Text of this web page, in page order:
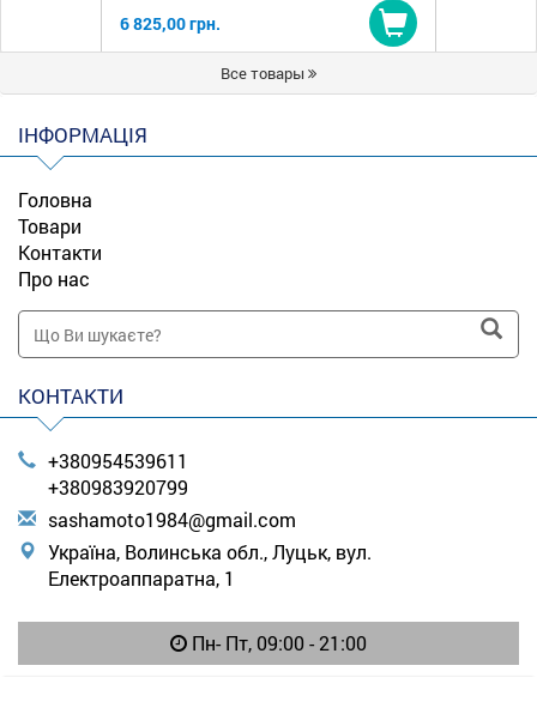
6 825,00 грн.
Купити
Все товары
ІНФОРМАЦІЯ
Головна
Товари
Контакти
Про нас
КОНТАКТИ
+380954539611
+380983920799
sashamoto1984@gmail.com
Україна, Волинська обл., Луцьк, вул.
Електроаппаратна, 1
Пн- Пт, 09:00 - 21:00